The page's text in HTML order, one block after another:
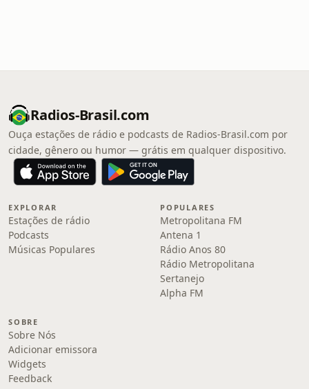
Radios-Brasil.com
Ouça estações de rádio e podcasts de Radios-Brasil.com por
cidade, gênero ou humor — grátis em qualquer dispositivo.
EXPLORAR
Estações de rádio
Podcasts
Músicas Populares
POPULARES
Metropolitana FM
Antena 1
Rádio Anos 80
Rádio Metropolitana
Sertanejo
Alpha FM
SOBRE
Sobre Nós
Adicionar emissora
Widgets
Feedback